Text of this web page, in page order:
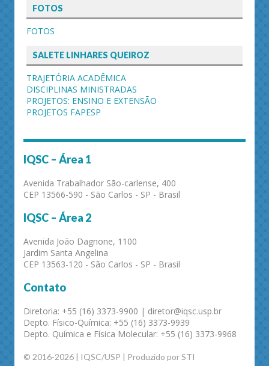
FOTOS
FOTOS
SALETE LINHARES QUEIROZ
TRAJETÓRIA ACADÊMICA
DISCIPLINAS MINISTRADAS
PROJETOS: ENSINO E EXTENSÃO
PROJETOS FAPESP
IQSC – Área 1
Avenida Trabalhador São-carlense, 400
CEP 13566-590 - São Carlos - SP - Brasil
IQSC – Área 2
Avenida João Dagnone, 1100
Jardim Santa Angelina
CEP 13563-120 - São Carlos - SP - Brasil
Contato
Diretoria: +55 (16) 3373-9900 | diretor@iqsc.usp.br
Depto. Físico-Química: +55 (16) 3373-9939
Depto. Química e Física Molecular: +55 (16) 3373-9968
© 2016-2026 | IQSC/USP | Produzido por STI